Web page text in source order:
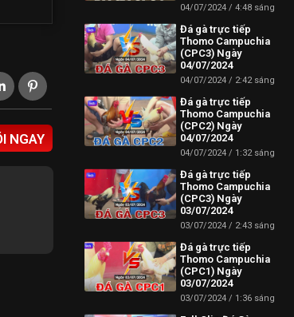
NGAY
04/07/2024 4:48 sáng
Đá gà trực tiếp
Thomo Campuchia
(CPC3) Ngày
04/07/2024
04/07/2024 2:42 sáng
Đá gà trực tiếp
Thomo Campuchia
(CPC2) Ngày
04/07/2024
04/07/2024 1:32 sáng
Đá gà trực tiếp
Thomo Campuchia
(CPC3) Ngày
03/07/2024
03/07/2024 2:43 sáng
Đá gà trực tiếp
Thomo Campuchia
(CPC1) Ngày
03/07/2024
03/07/2024 1:36 sáng